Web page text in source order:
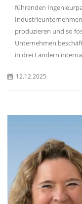
führenden
produzieren und so
Unternehmen
in drei Ländern
12.12.2025